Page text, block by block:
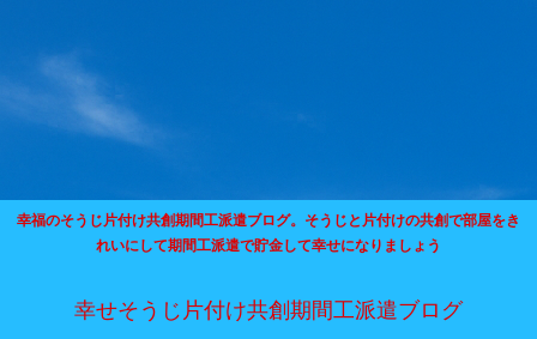
幸福のそうじ片付け共創期間工派遣ブログ。そうじと片付けの共創で部屋をき
れいにして期間工派遣で貯金して幸せになりましょう
幸せそうじ片付け共創期間工派遣ブログ